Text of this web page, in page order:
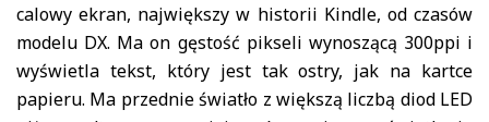
calowy ekran, największy w historii Kindle, od czasów
modelu DX. Ma on gęstość pikseli wynoszącą 300ppi i
wyświetla tekst, który jest tak ostry, jak na kartce
papieru. Ma przednie światło z większą liczbą diod LED